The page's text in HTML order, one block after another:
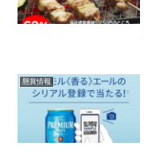
懸賞情報